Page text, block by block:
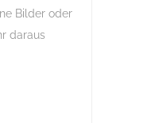
Bilder oder
daraus